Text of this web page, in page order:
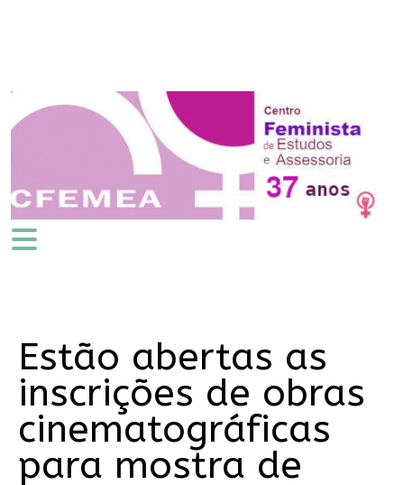
Estão abertas as
inscrições de obras
cinematográficas
para mostra de